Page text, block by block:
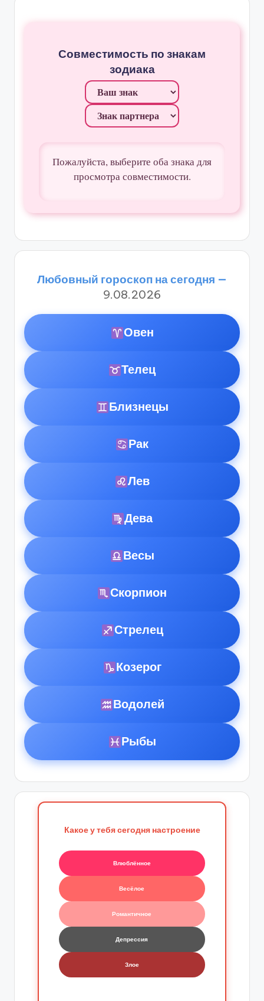
Совместимость по знакам
зодиака
Пожалуйста, выберите оба знака для
просмотра совместимости.
Любовный гороскоп на сегодня —
9.08.2026
Овен
Телец
Близнецы
Рак
Лев
Дева
Весы
Скорпион
Стрелец
Козерог
Водолей
Рыбы
Какое у тебя сегодня настроение
Влюблённое
Весёлое
Романтичное
Депрессия
Злое